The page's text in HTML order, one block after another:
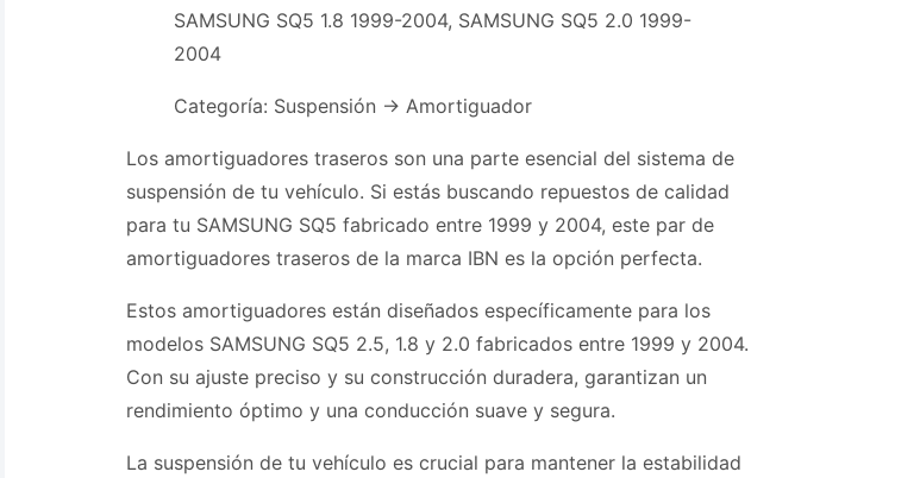
SAMSUNG SQ5 1.8 1999-2004, SAMSUNG SQ5 2.0 1999-
2004
Categoría: Suspensión -> Amortiguador
Los amortiguadores traseros son una parte esencial del sistema de
suspensión de tu vehículo. Si estás buscando repuestos de calidad
para tu SAMSUNG SQ5 fabricado entre 1999 y 2004, este par de
amortiguadores traseros de la marca IBN es la opción perfecta.
Estos amortiguadores están diseñados específicamente para los
modelos SAMSUNG SQ5 2.5, 1.8 y 2.0 fabricados entre 1999 y 2004.
Con su ajuste preciso y su construcción duradera, garantizan un
rendimiento óptimo y una conducción suave y segura.
La suspensión de tu vehículo es crucial para mantener la estabilidad